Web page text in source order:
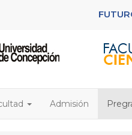
Admisión